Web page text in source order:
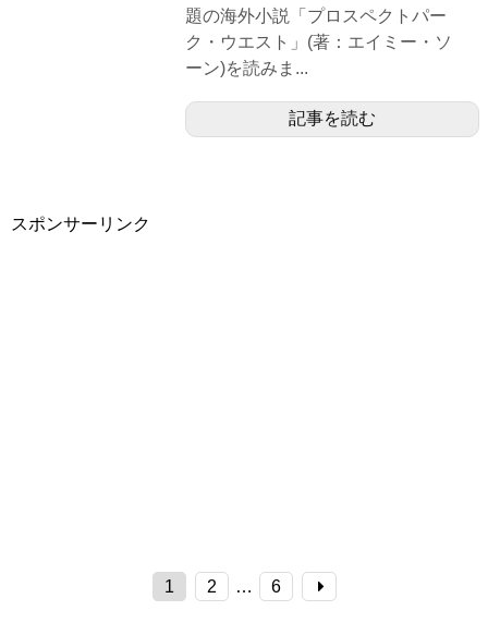
題の海外小説「プロスペクトパー
ク・ウエスト」(著：エイミー・ソ
ーン)を読みま...
記事を読む
スポンサーリンク
1 2 … 6